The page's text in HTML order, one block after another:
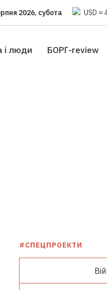
2026, субота USD =
i люди БОРГ-review
#СПЕЦПРОЕКТИ